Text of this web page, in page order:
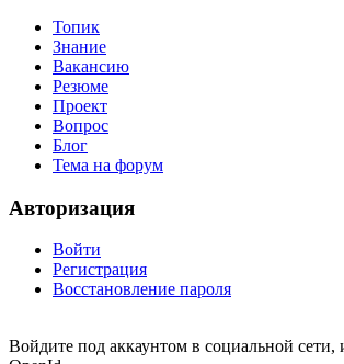
Топик
Знание
Вакансию
Резюме
Проект
Вопрос
Блог
Тема на форум
Авторизация
Войти
Регистрация
Восстановление пароля
Войдите под аккаунтом в социальной